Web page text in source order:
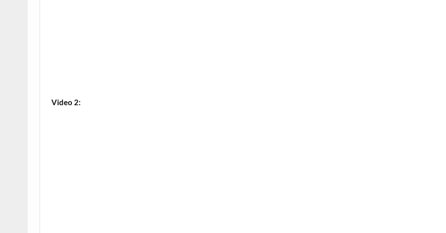
Video 2: